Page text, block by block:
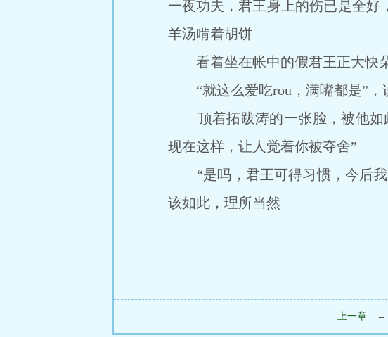
一夜功夫，君王身上的伤已是全
羊汤啃着胡饼
看着坐在帐中的假君王正大快朵
“就这么爱吃rou，满嘴都是”，
顶着拓跋涛的一张脸，被他如
现在这样，让人觉着你被夺舍”
“是吗，君王可得习惯，今后我
该如此，理所当然
上一章 ←